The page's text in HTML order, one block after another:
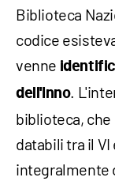
Biblioteca
codice
venne
dell'Inno.
biblioteca,
databili tra il VI
integralmente